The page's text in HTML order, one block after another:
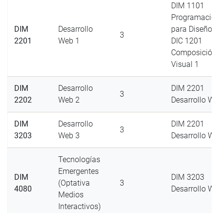
DIM
2201
Desarrollo
Web 1
3
DIM 1101
para Diseño 1
DIC 1201
Composición
Visual 1
DIM
2202
Desarrollo
Web 2
3
DIM 2201
Desarrollo
DIM
3203
Desarrollo
Web 3
3
DIM 2201
Desarrollo
DIM
4080
Tecnologías
Emergentes
(Optativa
Medios
Interactivos)
3
DIM 3203
Desarrollo